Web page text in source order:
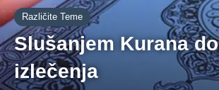
Različite Teme
Slušanjem Kurana do
izlečenja